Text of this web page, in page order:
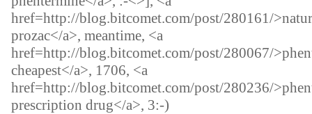
href=http://blog.bitcomet.com/post/280161/
prozac</a>, meantime, <a
href=http://blog.bitcomet.com/post/280067/
cheapest</a>, 1706, <a
href=http://blog.bitcomet.com/post/280236/
prescription drug</a>, 3:-)